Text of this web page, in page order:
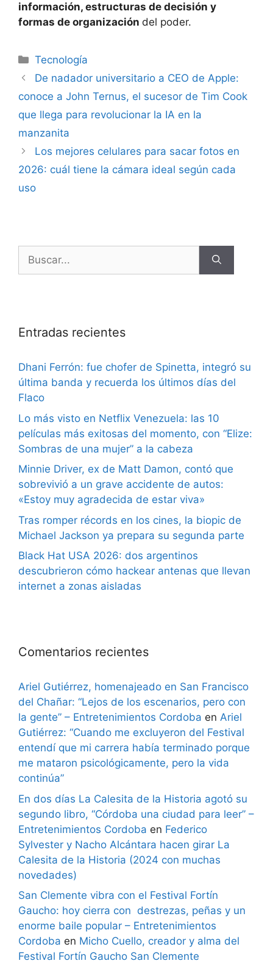
información, estructuras de decisión y
formas de organización del poder.
Tecnología
De nadador universitario a CEO de Apple:
conoce a John Ternus, el sucesor de Tim Cook
que llega para revolucionar la IA en la
manzanita
Los mejores celulares para sacar fotos en
2026: cuál tiene la cámara ideal según cada
uso
Entradas recientes
Dhani Ferrón: fue chofer de Spinetta, integró su
última banda y recuerda los últimos días del
Flaco
Lo más visto en Netflix Venezuela: las 10
películas más exitosas del momento, con “Elize:
Sombras de una mujer” a la cabeza
Minnie Driver, ex de Matt Damon, contó que
sobrevivió a un grave accidente de autos:
«Estoy muy agradecida de estar viva»
Tras romper récords en los cines, la biopic de
Michael Jackson ya prepara su segunda parte
Black Hat USA 2026: dos argentinos
descubrieron cómo hackear antenas que llevan
internet a zonas aisladas
Comentarios recientes
Ariel Gutiérrez, homenajeado en San Francisco
del Chañar: “Lejos de los escenarios, pero con
la gente” – Entretenimientos Cordoba en Ariel
Gutiérrez: “Cuando me excluyeron del Festival
entendí que mi carrera había terminado porque
me mataron psicológicamente, pero la vida
continúa”
En dos días La Calesita de la Historia agotó su
segundo libro, “Córdoba una ciudad para leer” –
Entretenimientos Cordoba en Federico
Sylvester y Nacho Alcántara hacen girar La
Calesita de la Historia (2024 con muchas
novedades)
San Clemente vibra con el Festival Fortín
Gaucho: hoy cierra con destrezas, peñas y un
enorme baile popular – Entretenimientos
Cordoba en Micho Cuello, creador y alma del
Festival Fortín Gaucho San Clemente